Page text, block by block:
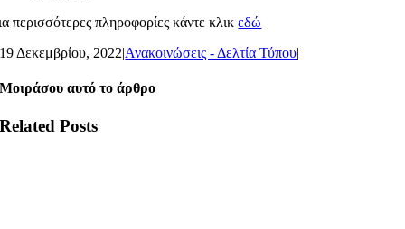
περισσότερες πληροφορίες κάντε κλικεδώ
19 Δεκεμβρίου, 2022|Ανακοινώσεις - Δελτία Τύπου|
Μοιράσου αυτό το άρθρο
Related Posts